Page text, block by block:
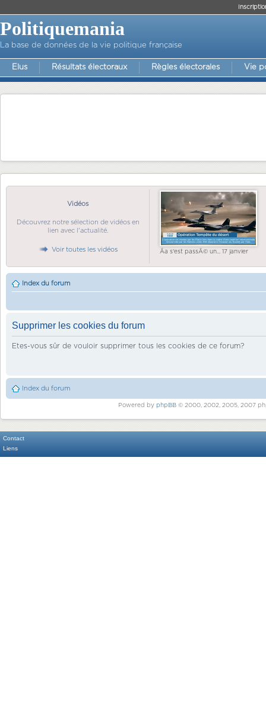
Politiquemania
La base de données de la vie politique française
Elus Résultats électoraux Règles électorales Vie
Vidéos
Découvrez notre sélection de vidéos en
lien avec l'actualité.
Voir toutes les vidéos Ãa s'est passÃ© un... 17 janvier
Index du forum
Supprimer les cookies du forum
Etes-vous sûr de vouloir supprimer tous les cookies de ce forum?
Index du forum
Powered by phpBB© 2000, 2002, 2005, 2007
Contact
Liens